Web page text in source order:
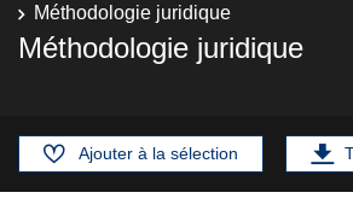
Méthodologie juridique
Méthodologie juridique
Ajouter à la sélection